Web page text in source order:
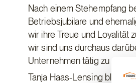
Nach einem Stehempfang
Betriebsjubilare und
wir ihre Treue und Loyalität
wir sind uns durchaus
Unternehmen tätig zu sein.“
Tanja Haas-Lensing blickte